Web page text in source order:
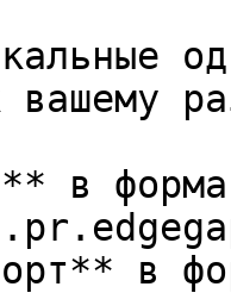
вашему
в
в